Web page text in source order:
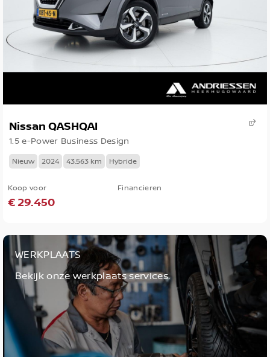
Nissan QASHQAI
1.5 e-Power Business Design
Nieuw 2024 43.563 km Hybride
Koop voor
€ 29.450
Financieren
WERKPLAATS
Bekijk onze werkplaats services.